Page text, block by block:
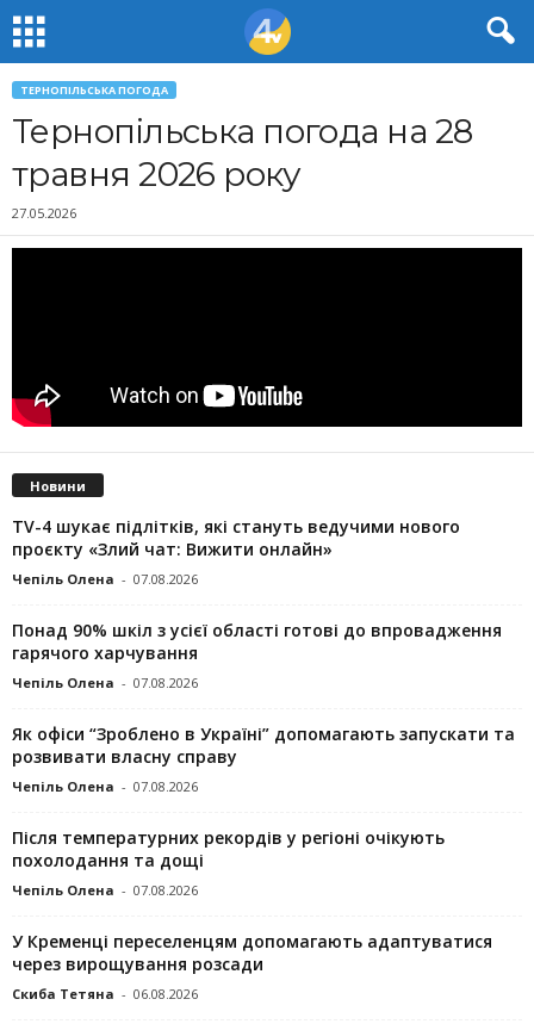
ТЕРНОПІЛЬСЬКА ПОГОДА
Тернопільська погода на 28
травня 2026 року
27.05.2026
Новини
TV-4 шукає підлітків, які стануть ведучими нового
проєкту «Злий чат: Вижити онлайн»
Чепіль Олена - 07.08.2026
Понад 90% шкіл з усієї області готові до впровадження
гарячого харчування
Чепіль Олена - 07.08.2026
Як офіси “Зроблено в Україні” допомагають запускaти та
розвивати власну справу
Чепіль Олена - 07.08.2026
Після температурних рекордів у регіоні очікують
похолодання та дощі
Чепіль Олена - 07.08.2026
У Кременці переселенцям допомагають адаптуватися
через вирощування розсади
Скиба Тетяна - 06.08.2026